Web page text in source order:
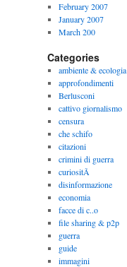
February 2007
January 2007
March 200
Categories
ambiente & ecologia
approfondimenti
Berlusconi
cattivo giornalismo
censura
che schifo
citazioni
crimini di guerra
curiositÃ
disinformazione
economia
facce di c..o
file sharing & p2p
guerra
guide
immagini